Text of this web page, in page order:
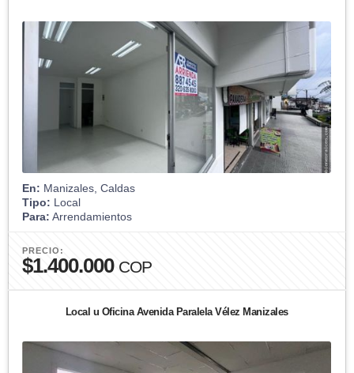
En: Manizales, Caldas
Tipo: Local
Para: Arrendamientos
PRECIO:
$1.400.000 COP
Local u Oficina Avenida Paralela Vélez Manizales